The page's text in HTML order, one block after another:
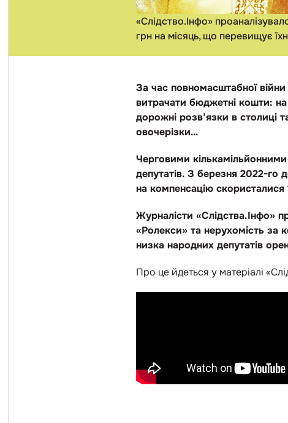
«Слідство.Інфо»
грн на місяць, що перевищує
За час повномасштабної
витрачати бюджетні кошти: на
дорожні розв’язки в столиці
овочерізки…
Черговими
депутатів. З березня 2022-го
на компенсацію скористалися
Журналісти «Слідства.Інфо»
«Ролекси» та нерухомість за
низка народних депутатів
Про це йдеться у матеріалі